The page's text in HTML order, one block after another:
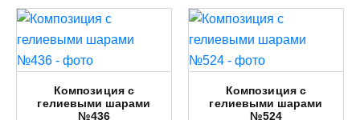
Композиция с
гелиевыми шарами
№436
Композиция с
гелиевыми шарами
№524